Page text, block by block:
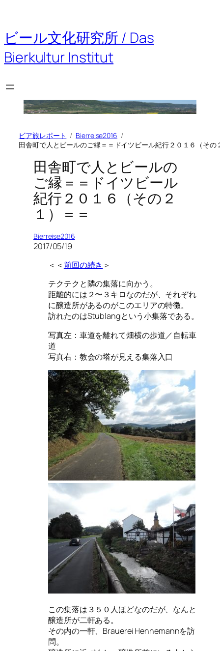
を
ス
キ
ッ
ビール文化研究所 / Das
Bierkultur Institut
ビア旅レポート
Bierreise2016
田舎町で人とビールのご縁＝＝ドイツビール紀行２０１６（その
田舎町で人とビールの
ご縁＝＝ドイツビール
紀行２０１６（その２
１）＝＝
Bierreise2016
2017/05/19
＜＜前回の続き ＞
テクテクと隣の集落に向かう。
距離的には２〜３キロなのだが、それぞれ
に醸造所があるのがこのエリアの特徴。
訪れたのはStublangという小集落である。
写真左：車道を離れて畑横の歩道／自転車
道
写真右：教会の塔が見える集落入口
この集落は３５０人ほどなのだが、なんと
醸造所が二軒ある。
その内の一軒、Brauerei Hennemannを訪
問。